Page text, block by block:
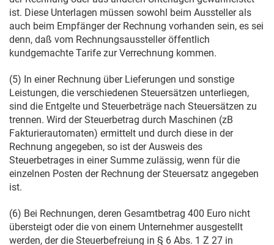
ist. Diese Unterlagen müssen sowohl beim Aussteller als
auch beim Empfänger der Rechnung vorhanden sein, es sei
denn, daß vom Rechnungsaussteller öffentlich
kundgemachte Tarife zur Verrechnung kommen.
(5) In einer Rechnung über Lieferungen und sonstige
Leistungen, die verschiedenen Steuersätzen unterliegen,
sind die Entgelte und Steuerbeträge nach Steuersätzen zu
trennen. Wird der Steuerbetrag durch Maschinen (zB
Fakturierautomaten) ermittelt und durch diese in der
Rechnung angegeben, so ist der Ausweis des
Steuerbetrages in einer Summe zulässig, wenn für die
einzelnen Posten der Rechnung der Steuersatz angegeben
ist.
(6) Bei Rechnungen, deren Gesamtbetrag 400 Euro nicht
übersteigt oder die von einem Unternehmer ausgestellt
werden, der die Steuerbefreiung in § 6 Abs. 1 Z 27 in